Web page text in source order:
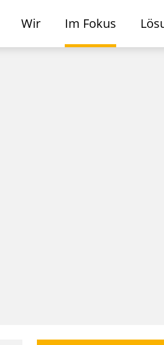
Wir Im Fokus